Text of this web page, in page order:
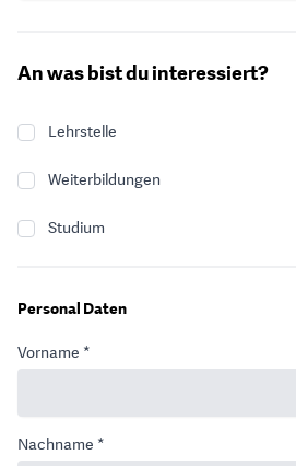
An was bist du interessiert?
Lehrstelle
Weiterbildungen
Studium
Personal Daten
Vorname *
Nachname *